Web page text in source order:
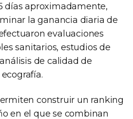
días aproximadamente,
la ganancia diaria de
evaluaciones
sanitarios, estudios de
de calidad de
construir un ranking
en el que se combinan